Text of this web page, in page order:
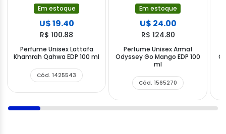
Em estoque
U$ 19.40
R$ 100.88
Perfume Unisex Lattafa
Khamrah Qahwa EDP 100 ml
Cód. 1425543
Em estoque
U$ 24.00
R$ 124.80
Perfume Unisex Armaf
Odyssey Go Mango EDP 100
ml
Cód. 1565270